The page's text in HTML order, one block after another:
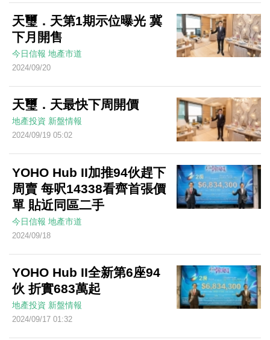
天璽．天第1期示位曝光 冀
下月開售
今日信報 地產市道
2024/09/20
天璽．天最快下周開價
地產投資 新盤情報
2024/09/19 05:02
YOHO Hub II加推94伙趕下
周賣 每呎14338看齊首張價
單 貼近同區二手
今日信報 地產市道
2024/09/18
YOHO Hub II全新第6座94
伙 折實683萬起
地產投資 新盤情報
2024/09/17 01:32